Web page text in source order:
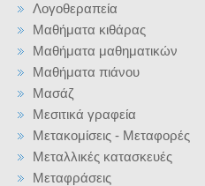
Λογοθεραπεία
Μαθήματα κιθάρας
Μαθήματα μαθηματικών
Μαθήματα πιάνου
Μασάζ
Μεσιτικά γραφεία
Μετακομίσεις - Μεταφορές
Μεταλλικές κατασκευές
Μεταφράσεις